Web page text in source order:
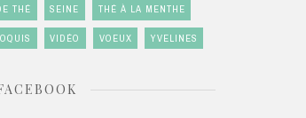
THÉ SEINE THÉ À LA MENTHE
VIDÉO VOEUX YVELINES